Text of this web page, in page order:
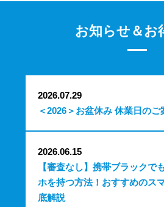
お知らせ＆お
2026.07.29
＜2026＞お盆休み 休業日のご
2026.06.15
【審査なし】携帯ブラックで
ホを持つ方法！おすすめのス
底解説